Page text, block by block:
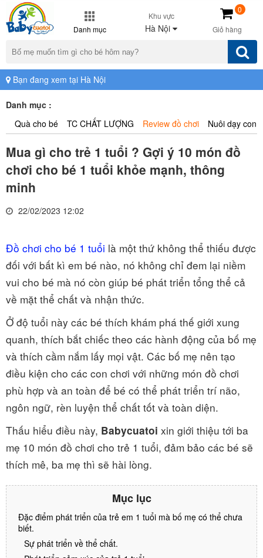
Danh mục
Khu vực
Hà Nội Giỏ hàng
0
Bạn đang xem tại Hà Nội
Danh mục :
Quà cho bé
TC CHẤT LƯỢNG Review đồ chơi Nuôi dạy con
Mua gì cho trẻ 1 tuổi ? Gợi ý 10 món đồ
chơi cho bé 1 tuổi khỏe mạnh, thông
minh
22/02/2023 12:02
Đồ chơi cho bé 1 tuổi là một thứ không thể thiếu được
đối với bất kì em bé nào, nó không chỉ đem lại niềm
vui cho bé mà nó còn giúp bé phát triển tổng thể cả
về mặt thể chất và nhận thức.
Ở độ tuổi này các bé thích khám phá thế giới xung
quanh, thích bắt chiếc theo các hành động của bố mẹ
và thích cầm nắm lấy mọi vật. Các bố mẹ nên tạo
điều kiện cho các con chơi với những món đồ chơi
phù hợp và an toàn để bé có thể phát triển trí não,
ngôn ngữ, rèn luyện thể chất tốt và toàn diện.
Thấu hiểu điều này, Babycuatoi xin giới thiệu tới ba
mẹ 10 món đồ chơi cho trẻ 1 tuổi, đảm bảo các bé sẽ
thích mê, ba mẹ thì sẽ hài lòng.
Mục lục
Đặc điểm phát triển của trẻ em 1 tuổi mà bố mẹ có thể chưa
biết.
Sự phát triển về thể chất.